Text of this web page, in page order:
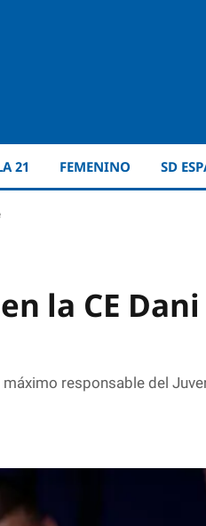
21 FEMENINO SD
la CE Dani
responsable del